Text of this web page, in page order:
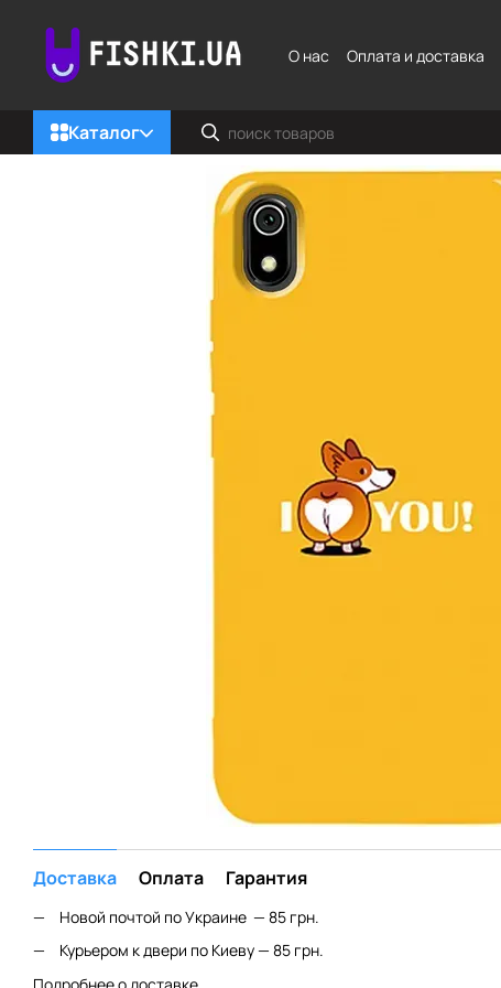
О нас
Оплата и доставка
Каталог
Доставка Оплата Гарантия
Новой почтой по Украине — 85 грн.
Курьером к двери по Киеву — 85 грн.